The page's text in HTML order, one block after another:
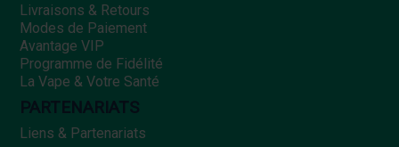
Livraisons & Retours
Modes de Paiement
Avantage VIP
Programme de Fidélité
La Vape & Votre Santé
PARTENARIATS
Liens & Partenariats